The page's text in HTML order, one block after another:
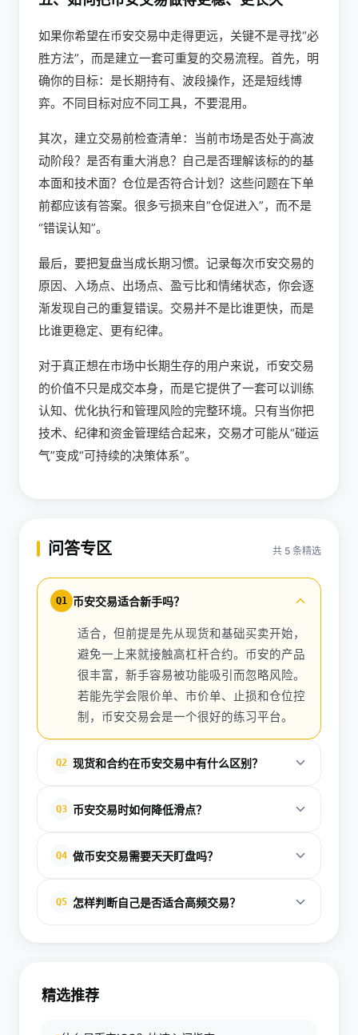
如果你希望在币安交易中走得更远，关键不是寻找“必
胜方法”，而是建立一套可重复的交易流程。首先，明
确你的目标：是长期持有、波段操作，还是短线博
弈。不同目标对应不同工具，不要混用。
其次，建立交易前检查清单：当前市场是否处于高波
动阶段？是否有重大消息？自己是否理解该标的的基
本面和技术面？仓位是否符合计划？这些问题在下单
前都应该有答案。很多亏损来自“仓促进入”，而不是
“错误认知”。
最后，要把复盘当成长期习惯。记录每次币安交易的
原因、入场点、出场点、盈亏比和情绪状态，你会逐
渐发现自己的重复错误。交易并不是比谁更快，而是
比谁更稳定、更有纪律。
对于真正想在市场中长期生存的用户来说，币安交易
的价值不只是成交本身，而是它提供了一套可以训练
认知、优化执行和管理风险的完整环境。只有当你把
技术、纪律和资金管理结合起来，交易才可能从“碰运
气”变成“可持续的决策体系”。
问答专区 共 5 条精选
Q1 币安交易适合新手吗？
适合，但前提是先从现货和基础买卖开始，
避免一上来就接触高杠杆合约。币安的产品
很丰富，新手容易被功能吸引而忽略风险。
若能先学会限价单、市价单、止损和仓位控
制，币安交易会是一个很好的练习平台。
Q2 现货和合约在币安交易中有什么区别？
可以使用杠杆做多或做空，收益和风险都会被放大。
断，还考验仓位、止损和强平管理能力。
Q3 币安交易时如何降低滑点？
动性不佳的时段。对于大额下单，可以拆分订单，避
布前后的极端行情，这样更容易获得稳定成交。
Q4 做币安交易需要天天盯盘吗？
天盯盘；如果是短线或合约交易，则需要更频繁地关
Q5 怎样判断自己是否适合高频交易？
习惯的人。若没有稳定方法，频繁交易往往会放大噪
精选推荐